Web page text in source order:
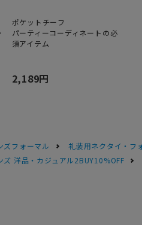
ポケットチーフ
パーティーコーディネートの必
須アイテム
2,189円
ズフォーマル
礼装用ネクタイ・フ
ズ 洋品・カジュアル2BUY10%OFF